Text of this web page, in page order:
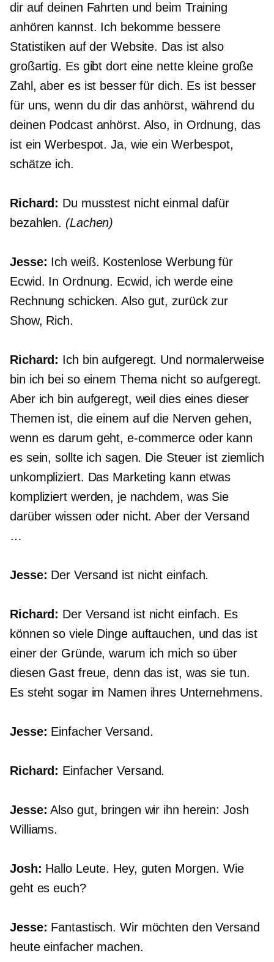
dir auf deinen Fahrten und beim Training
anhören kannst. Ich bekomme bessere
Statistiken auf der Website. Das ist also
großartig. Es gibt dort eine nette kleine große
Zahl, aber es ist besser für dich. Es ist besser
für uns, wenn du dir das anhörst, während du
deinen Podcast anhörst. Also, in Ordnung, das
ist ein Werbespot. Ja, wie ein Werbespot,
schätze ich.
Richard: Du musstest nicht einmal dafür
bezahlen. (Lachen)
Jesse: Ich weiß. Kostenlose Werbung für
Ecwid. In Ordnung. Ecwid, ich werde eine
Rechnung schicken. Also gut, zurück zur
Show, Rich.
Richard: Ich bin aufgeregt. Und normalerweise
bin ich bei so einem Thema nicht so aufgeregt.
Aber ich bin aufgeregt, weil dies eines dieser
Themen ist, die einem auf die Nerven gehen,
wenn es darum geht, e-commerce oder kann
es sein, sollte ich sagen. Die Steuer ist ziemlich
unkompliziert. Das Marketing kann etwas
kompliziert werden, je nachdem, was Sie
darüber wissen oder nicht. Aber der Versand
…
Jesse: Der Versand ist nicht einfach.
Richard: Der Versand ist nicht einfach. Es
können so viele Dinge auftauchen, und das ist
einer der Gründe, warum ich mich so über
diesen Gast freue, denn das ist, was sie tun.
Es steht sogar im Namen ihres Unternehmens.
Jesse: Einfacher Versand.
Richard: Einfacher Versand.
Jesse: Also gut, bringen wir ihn herein: Josh
Williams.
Josh: Hallo Leute. Hey, guten Morgen. Wie
geht es euch?
Jesse: Fantastisch. Wir möchten den Versand
heute einfacher machen.